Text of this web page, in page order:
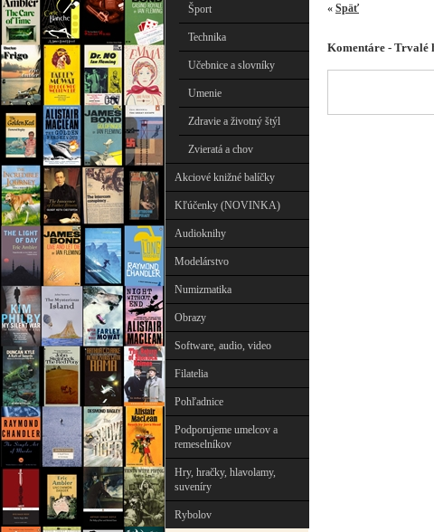
Šport
Technika
Učebnice a slovníky
Umenie
Zdravie a životný štýl
Zvieratá a chov
Akciové knižné balíčky
Kľúčenky (NOVINKA)
Audioknihy
Modelárstvo
Numizmatika
Obrazy
Software, audio, video
Filatelia
Pohľadnice
Podporujeme umelcov a
remeselníkov
Hry, hračky, hlavolamy,
suveníry
Rybolov
« Späť
Komentáre - Trvalé